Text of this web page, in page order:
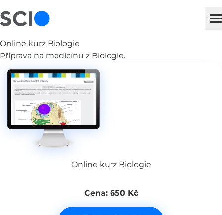
Online kurz Biologie
Příprava na medicínu z Biologie.
Online kurz Biologie
Cena: 650 Kč